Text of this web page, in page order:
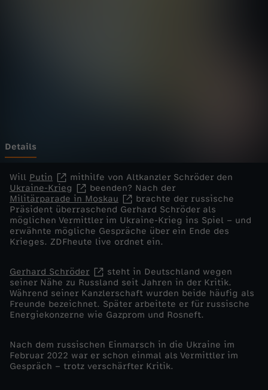
-
S
c
h
r
ö
d
e
Details
Will Putin
mithilfe von Altkanzler Schröder den
Ukraine-Krieg
beenden? Nach der
Militärparade in Moskau
brachte der russische
Präsident überraschend Gerhard Schröder als
möglichen Vermittler im Ukraine-Krieg ins Spiel – und
erwähnte mögliche Gespräche über ein Ende des
Krieges. ZDFheute live ordnet ein.
Gerhard Schröder
steht in Deutschland wegen
seiner Nähe zu Russland seit Jahren in der Kritik.
Während seiner Kanzlerschaft wurden beide häufig als
Freunde bezeichnet. Später arbeitete er für russische
Energiekonzerne wie Gazprom und Rosneft.
Nach dem russischen Einmarsch in die Ukraine im
Februar 2022 war er schon einmal als Vermittler im
Gespräch – trotz verschärfter Kritik.